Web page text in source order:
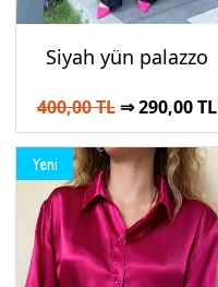
Siyah yün palazzo
400,00 TL⇒ 290,00 TL
Yeni